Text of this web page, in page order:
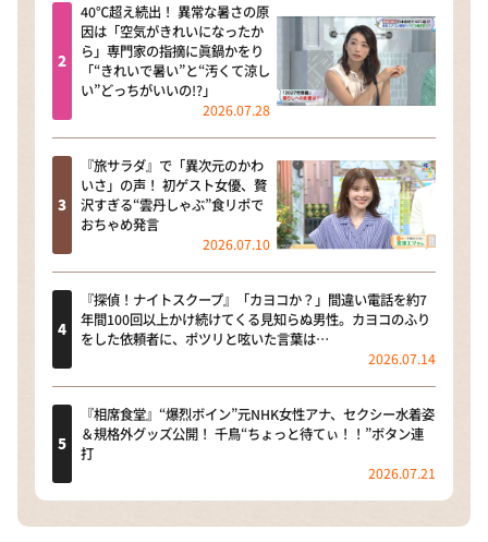
40℃超え続出！ 異常な暑さの原
因は「空気がきれいになったか
ら」専門家の指摘に眞鍋かをり
「“きれいで暑い”と“汚くて涼し
い”どっちがいいの!?」
2026.07.28
『旅サラダ』で「異次元のかわ
いさ」の声！ 初ゲスト女優、贅
沢すぎる“雲丹しゃぶ”食リポで
おちゃめ発言
2026.07.10
『探偵！ナイトスクープ』「カヨコか？」間違い電話を約7
年間100回以上かけ続けてくる見知らぬ男性。カヨコのふり
をした依頼者に、ポツリと呟いた言葉は…
2026.07.14
『相席食堂』“爆烈ボイン”元NHK女性アナ、セクシー水着姿
＆規格外グッズ公開！ 千鳥“ちょっと待てぃ！！”ボタン連
打
2026.07.21